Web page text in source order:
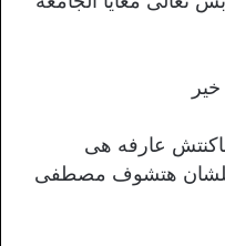
عارفه هى
هتشوف مصطفى